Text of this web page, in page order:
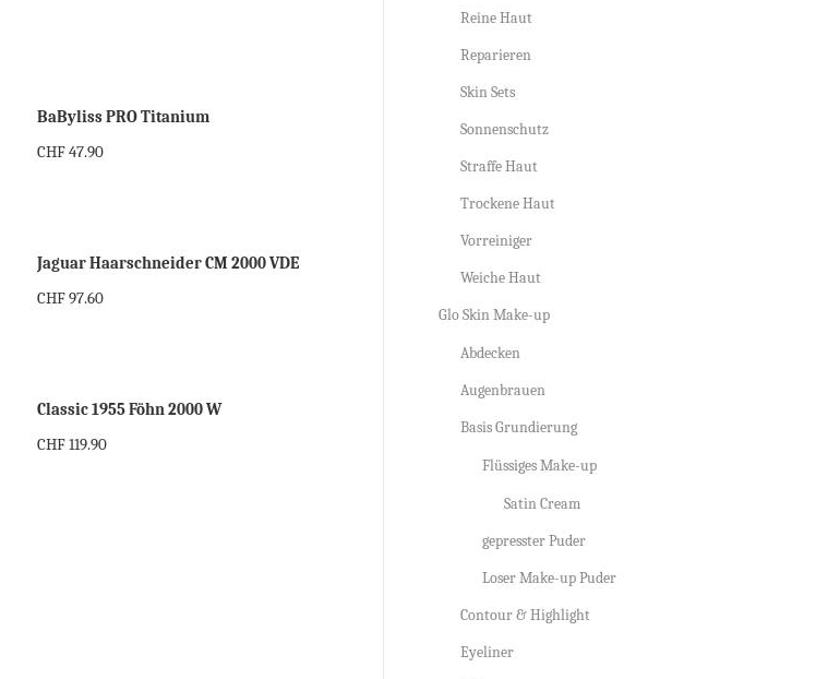
BaByliss PRO Titanium
CHF47.90
Jaguar Haarschneider CM 2000 VDE
CHF97.60
Classic 1955 Föhn 2000 W
CHF119.90
Reine Haut
Reparieren
Skin Sets
Sonnenschutz
Straffe Haut
Trockene Haut
Vorreiniger
Weiche Haut
Glo Skin Make-up
Abdecken
Augenbrauen
Basis Grundierung
Flüssiges Make-up
Satin Cream
gepresster Puder
Loser Make-up Puder
Contour & Highlight
Eyeliner